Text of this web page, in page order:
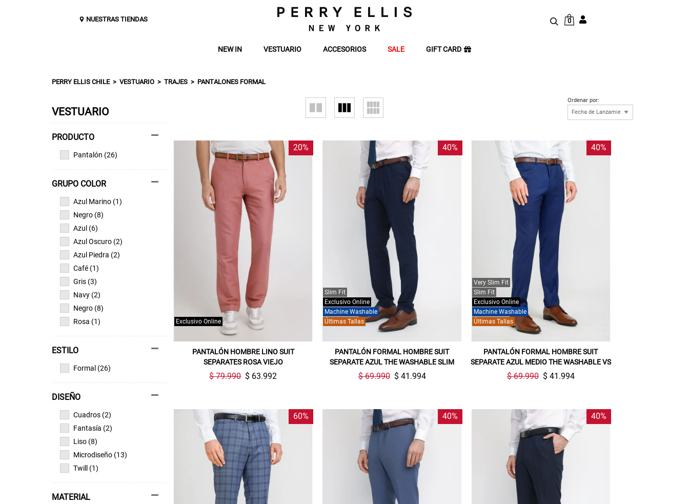
NUESTRAS TIENDAS 0
NEW IN VESTUARIO ACCESORIOS SALE GIFT CARD
PERRY ELLIS CHILE VESTUARIO TRAJES PANTALONES FORMAL
VESTUARIO
Pantalón (26)
GRUPO COLOR
Azul Marino (1)
Negro (8)
Azul (6)
Azul Oscuro (2)
Azul Piedra (2)
Café (1)
Gris (3)
Navy (2)
Negro (8)
Rosa (1)
ESTILO
Formal (26)
DISEÑO
Cuadros (2)
Fantasía (2)
Liso (8)
Microdiseño (13)
Twill (1)
MATERIAL
Ordenar por:
20%
Exclusivo Online
PANTALÓN HOMBRE LINO SUIT
SEPARATES ROSA VIEJO
$ 79.990 $ 63.992
40%
Últimas Tallas
Machine Washable
Exclusivo Online
Slim Fit
PANTALÓN FORMAL HOMBRE SUIT
SEPARATE AZUL THE WASHABLE SLIM
$ 69.990 $ 41.994
40%
Últimas Tallas
Machine Washable
Exclusivo Online
Slim Fit
Very Slim Fit
PANTALÓN FORMAL HOMBRE SUIT
SEPARATE AZUL MEDIO THE WASHABLE VS
$ 69.990 $ 41.994
60% 40% 40%